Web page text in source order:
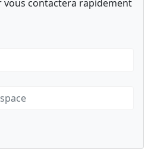
vous contactera rapidement